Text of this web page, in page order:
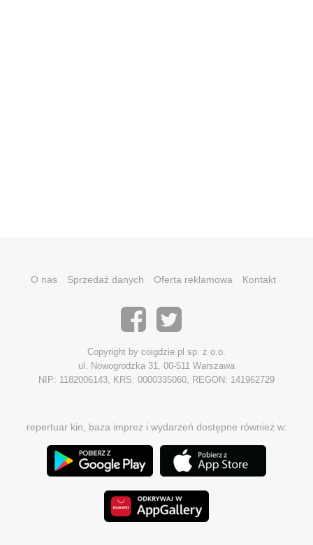
O nas Sprzedaż danych Oferta reklamowa Kontakt
Copyright by coigdzie.pl sp. z o.o.
ul. Nowogrodzka 31, 00-511 Warszawa
NIP: 1182006143, KRS: 0000335060, REGON: 141962729
repertuar kin, baza imprez i wydarzeń dostępne również w: